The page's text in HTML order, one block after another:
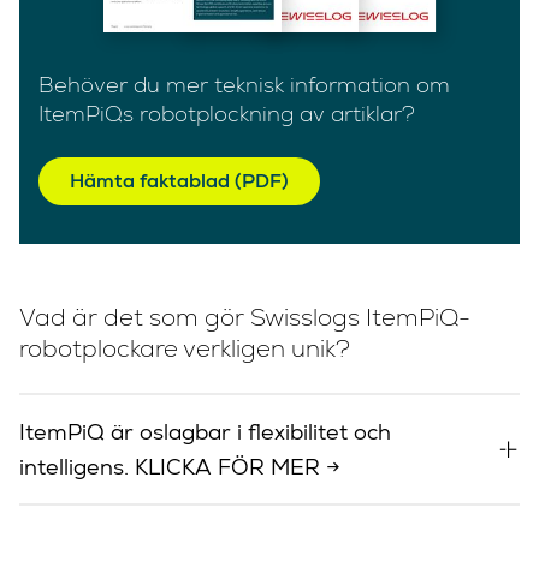
Behöver du mer teknisk information om
ItemPiQs robotplockning av artiklar?
Hämta faktablad (PDF)
Vad är det som gör Swisslogs ItemPiQ-
robotplockare verkligen unik?
ItemPiQ är oslagbar i flexibilitet och
intelligens. KLICKA FÖR MER →